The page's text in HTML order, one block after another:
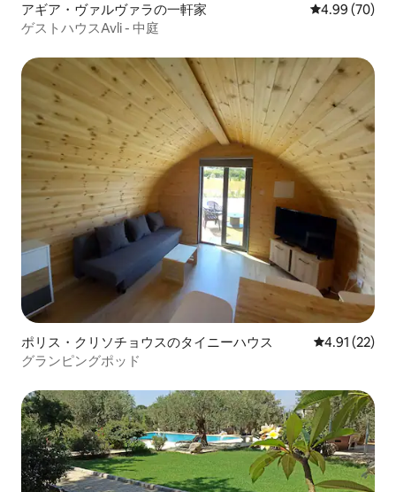
アギア・ヴァルヴァラの一軒家 レビュー70
4.99 (70)
ゲストハウスAvli - 中庭
ポリス・クリソチョウスのタイニーハウス レビュー22
4.91 (22)
グランピングポッド